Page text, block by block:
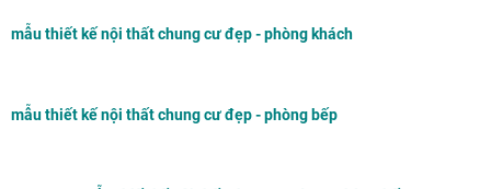
mẫu thiết kế nội thất chung cư đẹp - phòng khách
mẫu thiết kế nội thất chung cư đẹp - phòng bếp